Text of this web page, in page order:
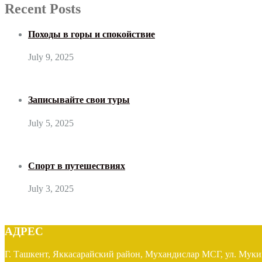
Recent Posts
Походы в горы и спокойствие
July 9, 2025
Записывайте свои туры
July 5, 2025
Спорт в путешествиях
July 3, 2025
АДРЕС
Г. Ташкент, Яккасарайский район, Мухандислар МСГ, ул.